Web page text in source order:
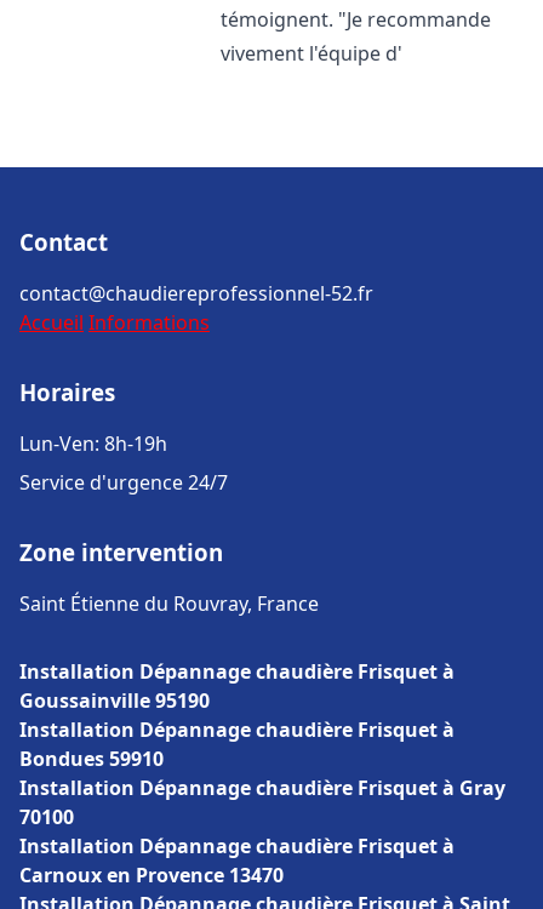
témoignent. "Je recommande
vivement l'équipe d'
Contact
contact@chaudiereprofessionnel-52.fr
Accueil Informations
Horaires
Lun-Ven: 8h-19h
Service d'urgence 24/7
Zone intervention
Saint Étienne du Rouvray, France
Installation Dépannage chaudière Frisquet à
Goussainville 95190
Installation Dépannage chaudière Frisquet à
Bondues 59910
Installation Dépannage chaudière Frisquet à Gray
70100
Installation Dépannage chaudière Frisquet à
Carnoux en Provence 13470